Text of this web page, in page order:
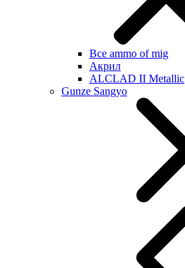
Все ammo of mig
Акрил
ALCLAD II Metallic
Gunze Sangyo